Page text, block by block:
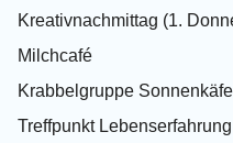
Kreativnachmittag (1.
Milchcafé
Krabbelgruppe
Treffpunkt Lebenserfahrung